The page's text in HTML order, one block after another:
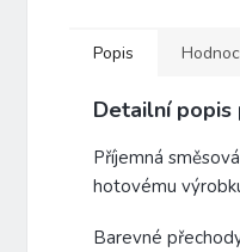
Popis
Detailní popis
Příjemná
hotovému
Barevné